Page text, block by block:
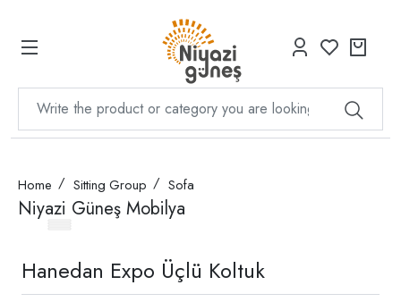
Home Sitting Group Sofa
Niyazi Güneş Mobilya
Hanedan Expo Üçlü Koltuk